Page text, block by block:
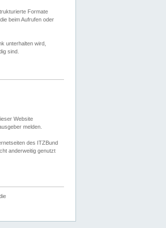
Formate
beim Aufrufen oder
unterhalten wird,
sind.
Website
melden.
des ITZBund
anderweitig genutzt